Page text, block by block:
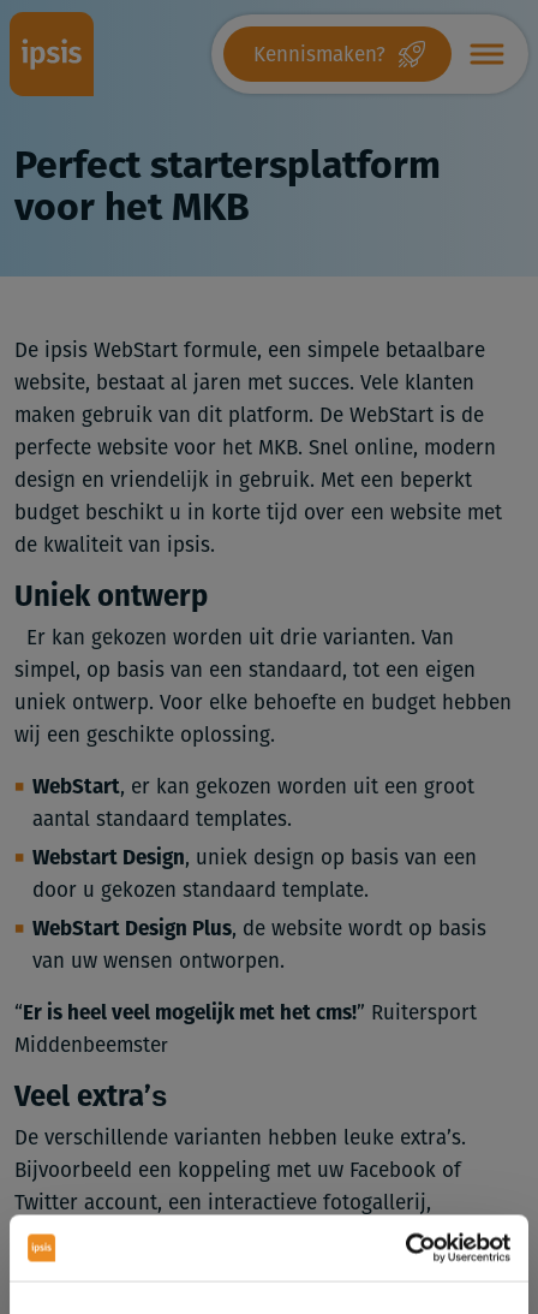
Kennismaken?
Perfect startersplatform
voor het MKB
De ipsis WebStart formule, een simpele betaalbare
website, bestaat al jaren met succes. Vele klanten
maken gebruik van dit platform. De WebStart is de
perfecte website voor het MKB. Snel online, modern
design en vriendelijk in gebruik. Met een beperkt
budget beschikt u in korte tijd over een website met
de kwaliteit van ipsis.
Uniek ontwerp
Er kan gekozen worden uit drie varianten. Van
simpel, op basis van een standaard, tot een eigen
uniek ontwerp. Voor elke behoefte en budget hebben
wij een geschikte oplossing.
WebStart, er kan gekozen worden uit een groot
aantal standaard templates.
Webstart Design, uniek design op basis van een
door u gekozen standaard template.
WebStart Design Plus, de website wordt op basis
van uw wensen ontworpen.
“Er is heel veel mogelijk met het cms!” Ruitersport
Middenbeemster
Veel extra’s
De verschillende varianten hebben leuke extra’s.
Bijvoorbeeld een koppeling met uw Facebook of
Twitter account, een interactieve fotogallerij,
ondersteuning bij het redigeren en plaatsen van de
content en uiteraard een cursus waarin u het cms